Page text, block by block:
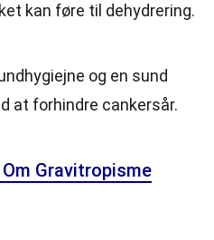
kan føre til dehydrering.
og en sund
at forhindre cankersår.
Gravitropisme